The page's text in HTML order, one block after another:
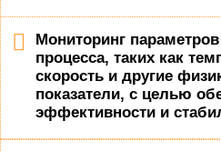
Мониторинг
процесса, таких как
скорость и другие
показатели, с целью
эффективности и